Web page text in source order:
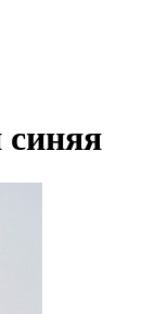
синяя